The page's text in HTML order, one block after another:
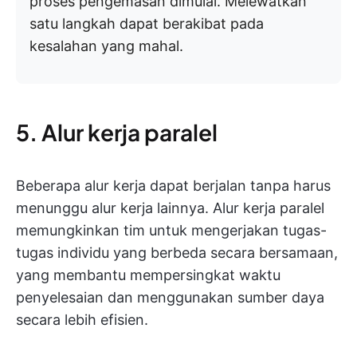
satu langkah dapat berakibat pada
kesalahan yang mahal.
5. Alur kerja paralel
Beberapa alur kerja dapat berjalan tanpa harus
menunggu alur kerja lainnya. Alur kerja paralel
memungkinkan tim untuk mengerjakan tugas-
tugas individu yang berbeda secara bersamaan,
yang membantu mempersingkat waktu
penyelesaian dan menggunakan sumber daya
secara lebih efisien.